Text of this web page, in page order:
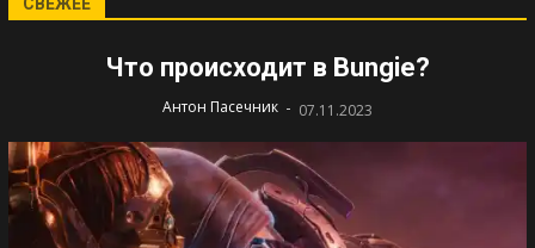
Что происходит в Bungie?
Антон Пасечник - 07.11.2023